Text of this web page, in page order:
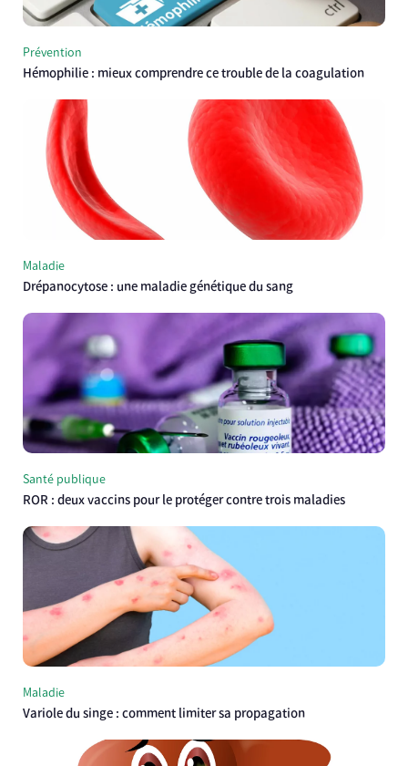
Prévention
Hémophilie : mieux comprendre ce trouble de la coagulation
Maladie
Drépanocytose : une maladie génétique du sang
Santé publique
ROR : deux vaccins pour le protéger contre trois maladies
Maladie
Variole du singe : comment limiter sa propagation